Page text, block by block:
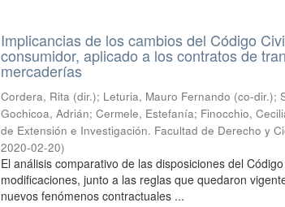
Implicancias de los cambios del Código
consumidor, aplicado a los contratos de
mercaderías
Cordera, Rita (dir.); Leturia, Mauro Fernando (co-dir.);
Gochicoa, Adrián; Cermele, Estefanía; Finocchio,
de Extensión e Investigación. Facultad de Derecho y
2020-02-20)
El análisis comparativo de las disposiciones del
modificaciones, junto a las reglas que quedaron
nuevos fenómenos contractuales ...